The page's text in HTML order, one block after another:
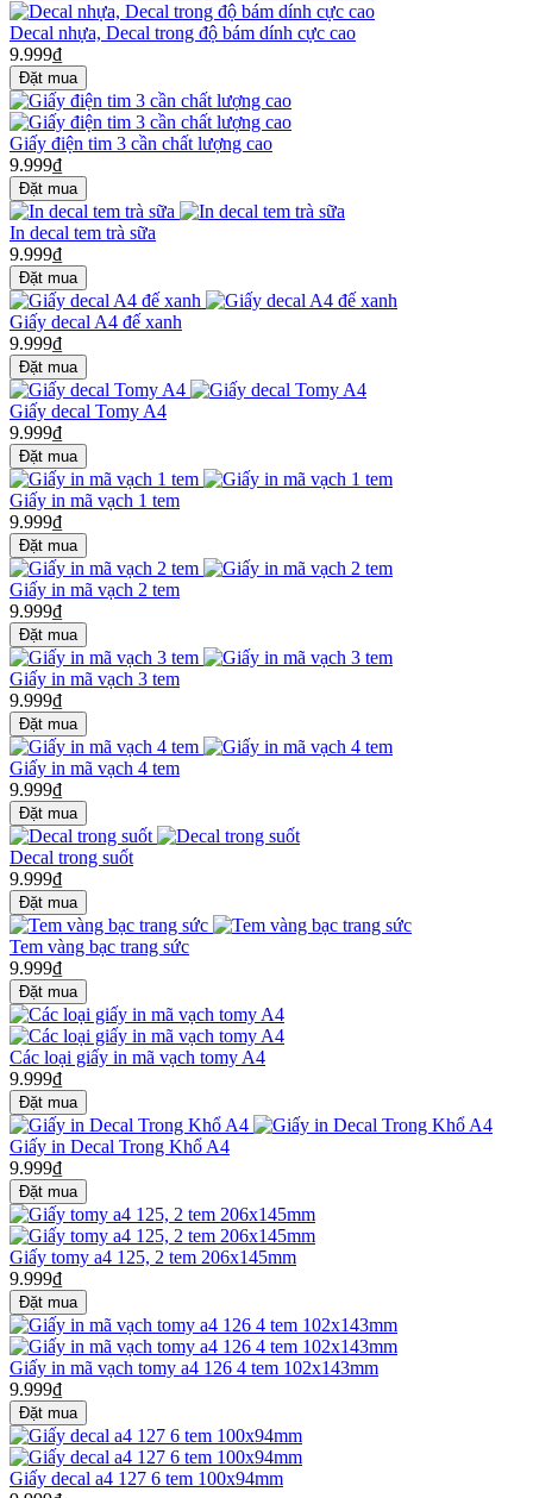
Decal nhựa, Decal trong độ bám dính cực cao
9.999₫
Giấy điện tim 3 cần chất lượng cao
9.999₫
In decal tem trà sữa
9.999₫
Giấy decal A4 đế xanh
9.999₫
Giấy decal Tomy A4
9.999₫
Giấy in mã vạch 1 tem
9.999₫
Giấy in mã vạch 2 tem
9.999₫
Giấy in mã vạch 3 tem
9.999₫
Giấy in mã vạch 4 tem
9.999₫
Decal trong suốt
9.999₫
Tem vàng bạc trang sức
9.999₫
Các loại giấy in mã vạch tomy A4
9.999₫
Giấy in Decal Trong Khổ A4
9.999₫
Giấy tomy a4 125, 2 tem 206x145mm
9.999₫
Giấy in mã vạch tomy a4 126 4 tem 102x143mm
9.999₫
Giấy decal a4 127 6 tem 100x94mm